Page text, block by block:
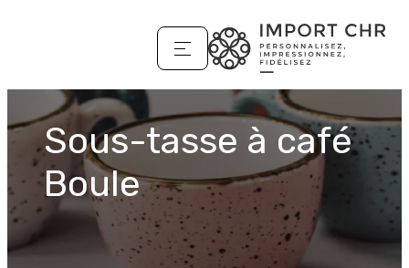
Sous-tasse à café
Boule